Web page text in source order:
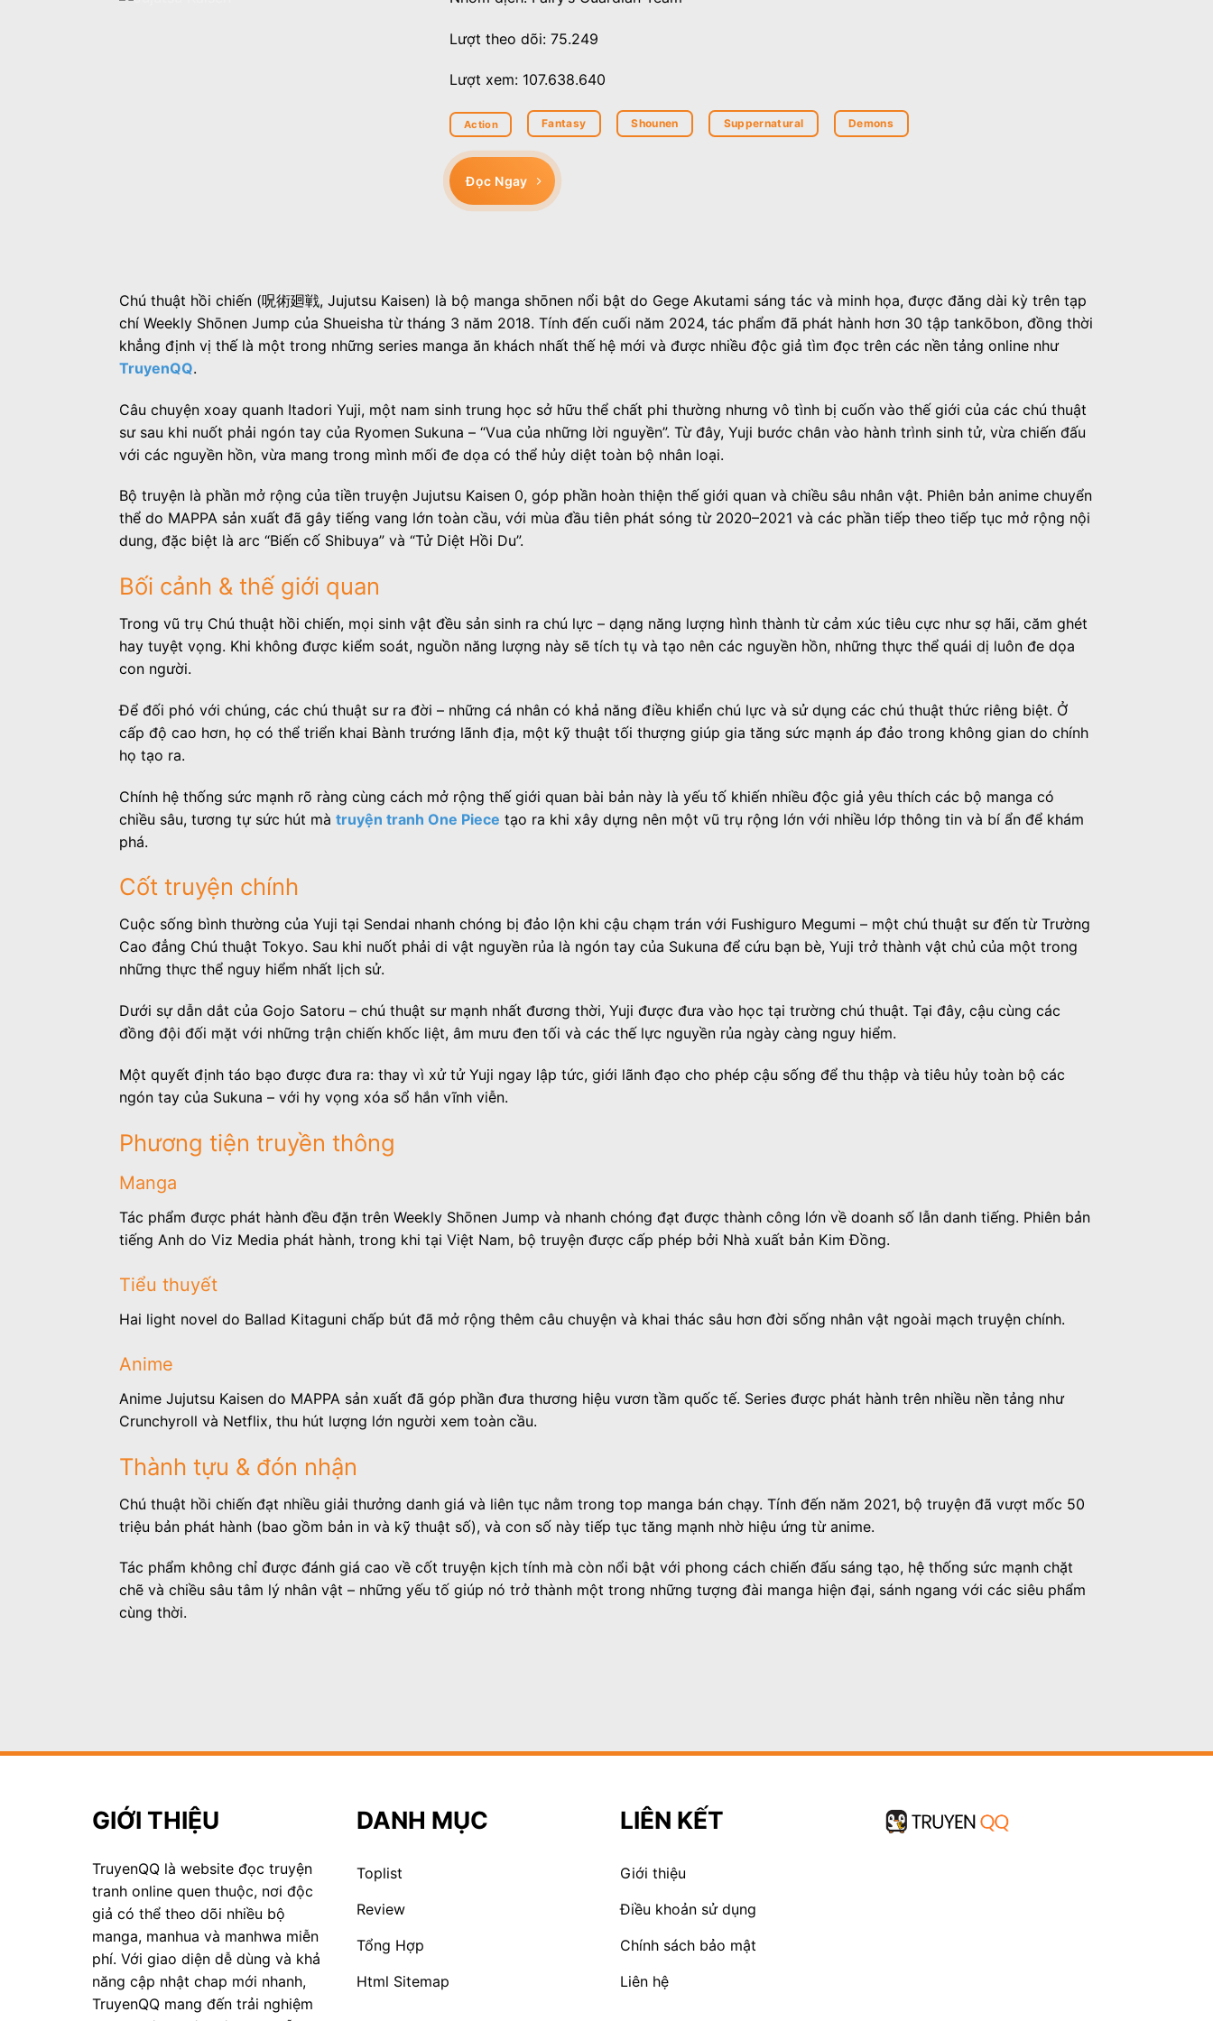
Lượt theo dõi: 75.249
Lượt xem: 107.638.640
Action Fantasy Shounen Suppernatural Demons
Đọc Ngay
Chú thuật hồi chiến (呪術廻戦, Jujutsu Kaisen) là bộ manga shōnen nổi bật do Gege Akutami sáng tác và minh họa, được đăng dài kỳ trên tạp
chí Weekly Shōnen Jump của Shueisha từ tháng 3 năm 2018. Tính đến cuối năm 2024, tác phẩm đã phát hành hơn 30 tập tankōbon, đồng thời
khẳng định vị thế là một trong những series manga ăn khách nhất thế hệ mới và được nhiều độc giả tìm đọc trên các nền tảng online như
TruyenQQ.
Câu chuyện xoay quanh Itadori Yuji, một nam sinh trung học sở hữu thể chất phi thường nhưng vô tình bị cuốn vào thế giới của các chú thuật
sư sau khi nuốt phải ngón tay của Ryomen Sukuna – “Vua của những lời nguyền”. Từ đây, Yuji bước chân vào hành trình sinh tử, vừa chiến đấu
với các nguyền hồn, vừa mang trong mình mối đe dọa có thể hủy diệt toàn bộ nhân loại.
Bộ truyện là phần mở rộng của tiền truyện Jujutsu Kaisen 0, góp phần hoàn thiện thế giới quan và chiều sâu nhân vật. Phiên bản anime chuyển
thể do MAPPA sản xuất đã gây tiếng vang lớn toàn cầu, với mùa đầu tiên phát sóng từ 2020–2021 và các phần tiếp theo tiếp tục mở rộng nội
dung, đặc biệt là arc “Biến cố Shibuya” và “Tử Diệt Hồi Du”.
Bối cảnh & thế giới quan
Trong vũ trụ Chú thuật hồi chiến, mọi sinh vật đều sản sinh ra chú lực – dạng năng lượng hình thành từ cảm xúc tiêu cực như sợ hãi, căm ghét
hay tuyệt vọng. Khi không được kiểm soát, nguồn năng lượng này sẽ tích tụ và tạo nên các nguyền hồn, những thực thể quái dị luôn đe dọa
con người.
Để đối phó với chúng, các chú thuật sư ra đời – những cá nhân có khả năng điều khiển chú lực và sử dụng các chú thuật thức riêng biệt. Ở
cấp độ cao hơn, họ có thể triển khai Bành trướng lãnh địa, một kỹ thuật tối thượng giúp gia tăng sức mạnh áp đảo trong không gian do chính
họ tạo ra.
Chính hệ thống sức mạnh rõ ràng cùng cách mở rộng thế giới quan bài bản này là yếu tố khiến nhiều độc giả yêu thích các bộ manga có
chiều sâu, tương tự sức hút mà truyện tranh One Piece tạo ra khi xây dựng nên một vũ trụ rộng lớn với nhiều lớp thông tin và bí ẩn để khám
phá.
Cốt truyện chính
Cuộc sống bình thường của Yuji tại Sendai nhanh chóng bị đảo lộn khi cậu chạm trán với Fushiguro Megumi – một chú thuật sư đến từ Trường
Cao đẳng Chú thuật Tokyo. Sau khi nuốt phải di vật nguyền rủa là ngón tay của Sukuna để cứu bạn bè, Yuji trở thành vật chủ của một trong
những thực thể nguy hiểm nhất lịch sử.
Dưới sự dẫn dắt của Gojo Satoru – chú thuật sư mạnh nhất đương thời, Yuji được đưa vào học tại trường chú thuật. Tại đây, cậu cùng các
đồng đội đối mặt với những trận chiến khốc liệt, âm mưu đen tối và các thế lực nguyền rủa ngày càng nguy hiểm.
Một quyết định táo bạo được đưa ra: thay vì xử tử Yuji ngay lập tức, giới lãnh đạo cho phép cậu sống để thu thập và tiêu hủy toàn bộ các
ngón tay của Sukuna – với hy vọng xóa sổ hắn vĩnh viễn.
Phương tiện truyền thông
Manga
Tác phẩm được phát hành đều đặn trên Weekly Shōnen Jump và nhanh chóng đạt được thành công lớn về doanh số lẫn danh tiếng. Phiên bản
tiếng Anh do Viz Media phát hành, trong khi tại Việt Nam, bộ truyện được cấp phép bởi Nhà xuất bản Kim Đồng.
Tiểu thuyết
Hai light novel do Ballad Kitaguni chấp bút đã mở rộng thêm câu chuyện và khai thác sâu hơn đời sống nhân vật ngoài mạch truyện chính.
Anime
Anime Jujutsu Kaisen do MAPPA sản xuất đã góp phần đưa thương hiệu vươn tầm quốc tế. Series được phát hành trên nhiều nền tảng như
Crunchyroll và Netflix, thu hút lượng lớn người xem toàn cầu.
Thành tựu & đón nhận
Chú thuật hồi chiến đạt nhiều giải thưởng danh giá và liên tục nằm trong top manga bán chạy. Tính đến năm 2021, bộ truyện đã vượt mốc 50
triệu bản phát hành (bao gồm bản in và kỹ thuật số), và con số này tiếp tục tăng mạnh nhờ hiệu ứng từ anime.
Tác phẩm không chỉ được đánh giá cao về cốt truyện kịch tính mà còn nổi bật với phong cách chiến đấu sáng tạo, hệ thống sức mạnh chặt
chẽ và chiều sâu tâm lý nhân vật – những yếu tố giúp nó trở thành một trong những tượng đài manga hiện đại, sánh ngang với các siêu phẩm
cùng thời.
GIỚI THIỆU
TruyenQQ là website đọc truyện
tranh online quen thuộc, nơi độc
giả có thể theo dõi nhiều bộ
manga, manhua và manhwa miễn
phí. Với giao diện dễ dùng và khả
năng cập nhật chap mới nhanh,
TruyenQQ mang đến trải nghiệm
DANH MỤC
Toplist
Review
Tổng Hợp
Html Sitemap
LIÊN KẾT
Giới thiệu
Điều khoản sử dụng
Chính sách bảo mật
Liên hệ